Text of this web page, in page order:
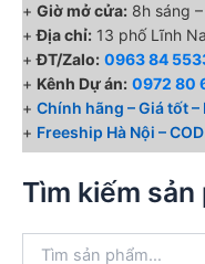
+ Giờ mở cửa: 8h sáng
+Địa chỉ: 13 phố Lĩnh
+ĐT/Zalo: 0963 84
+ Kênh Dự án: 0972 80
+ Chính hãng – Giá tốt
+ Freeship Hà Nội –
Tìm kiếm sản